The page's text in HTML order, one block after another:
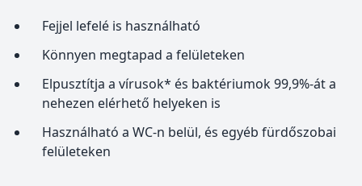
Fejjel lefelé is használható
Könnyen megtapad a felületeken
Elpusztítja a vírusok* és baktériumok 99,9%-át a
nehezen elérhető helyeken is
Használható a WC-n belül, és egyéb fürdőszobai
felületeken